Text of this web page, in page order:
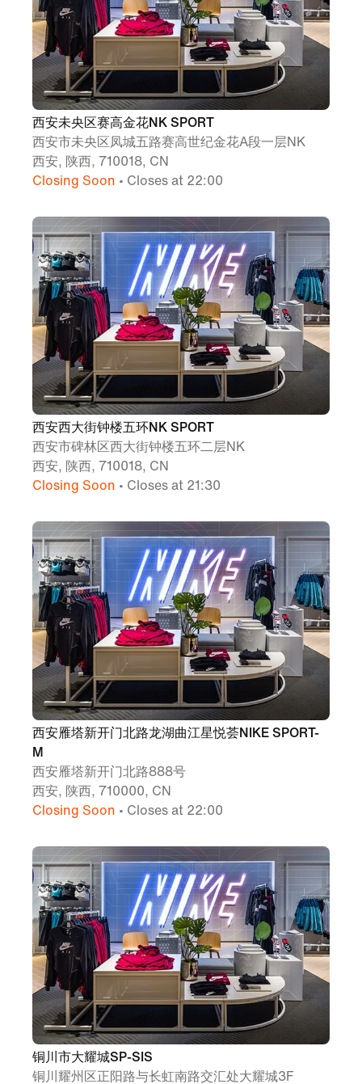
西安未央区赛高金花NK SPORT
西安市未央区凤城五路赛高世纪金花A段一层NK
西安, 陕西, 710018, CN
Closing Soon • Closes at 22:00
西安西大街钟楼五环NK SPORT
西安市碑林区西大街钟楼五环二层NK
西安, 陕西, 710018, CN
Closing Soon • Closes at 21:30
西安雁塔新开门北路龙湖曲江星悦荟NIKE SPORT-
M
西安雁塔新开门北路888号
西安, 陕西, 710000, CN
Closing Soon • Closes at 22:00
铜川市大耀城SP-SIS
铜川耀州区正阳路与长虹南路交汇处大耀城3F